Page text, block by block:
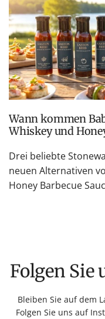
Wann kommen
Whiskey und
Drei beliebte
neuen Alternativen
Honey Barbecue
Folgen
Bleiben Sie auf dem
Folgen Sie uns auf